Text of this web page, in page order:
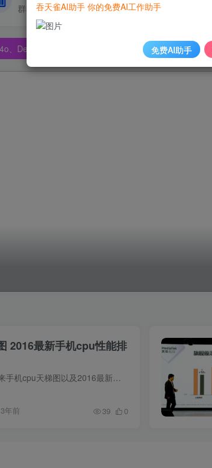
群晖内网穿透、IPV6动态解析、DDNS
、DeepSeek、Claude🔥🔥🔥🔥
、DeepSeek、Claude🔥🔥🔥🔥
、DeepSeek、Claude🔥🔥🔥🔥
2016最新手机cpu性能排
本文将为大家带来手机cpu天梯图以及2016最新手机cpu性能排行（2016年11月精简版），它代表了2016年主流手机cpu的风向标，值得大家优先关注。以下是天梯图的具体排名情况： 截止2016年11...
3年前 39 0
吞天雀AI助手 你的免费AI工作助手
免费AI助手